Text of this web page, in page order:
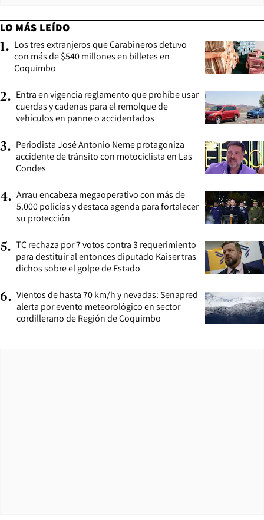
LO MÁS LEÍDO
1. Los tres extranjeros que Carabineros detuvo
con más de $540 millones en billetes en
Coquimbo
2. Entra en vigencia reglamento que prohíbe usar
cuerdas y cadenas para el remolque de
vehículos en panne o accidentados
3. Periodista José Antonio Neme protagoniza
accidente de tránsito con motociclista en Las
Condes
4. Arrau encabeza megaoperativo con más de
5.000 policías y destaca agenda para fortalecer
su protección
5. TC rechaza por 7 votos contra 3 requerimiento
para destituir al entonces diputado Kaiser tras
dichos sobre el golpe de Estado
6. Vientos de hasta 70 km/h y nevadas: Senapred
alerta por evento meteorológico en sector
cordillerano de Región de Coquimbo